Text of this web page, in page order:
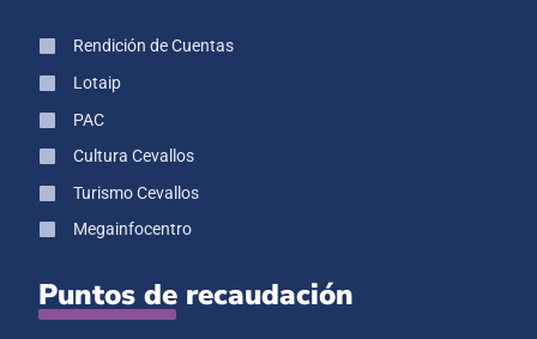
Rendición de Cuentas
Lotaip
PAC
Cultura Cevallos
Turismo Cevallos
Megainfocentro
Puntos de recaudación